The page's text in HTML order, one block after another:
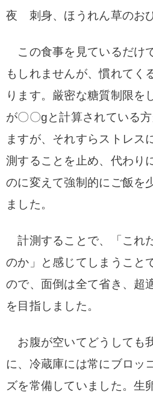
夜 刺身、ほうれん草のお
この食事を見ているだけ
もしれませんが、慣れてく
ります。厳密な糖質制限を
が〇〇gと計算されている
ますが、それすらストレス
測することを止め、代わり
のに変えて強制的にご飯を
ました。
計測することで、「これ
のか」と感じてしまうこと
ので、面倒は全て省き、超
を目指しました。
お腹が空いてどうしても
に、冷蔵庫には常にブロッ
ズを常備していました。生